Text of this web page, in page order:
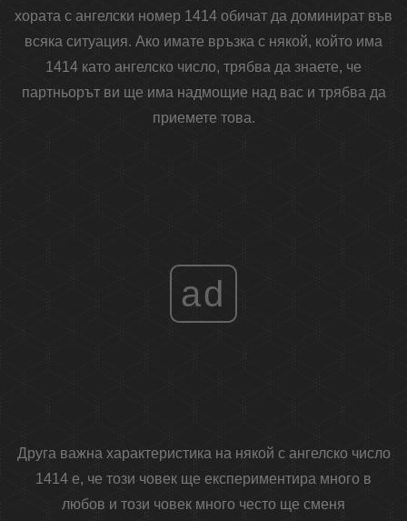
хората с ангелски номер 1414 обичат да доминират във
всяка ситуация. Ако имате връзка с някой, който има
1414 като ангелско число, трябва да знаете, че
партньорът ви ще има надмощие над вас и трябва да
приемете това.
ad
Друга важна характеристика на някой с ангелско число
1414 е, че този човек ще експериментира много в
любов и този човек много често ще сменя